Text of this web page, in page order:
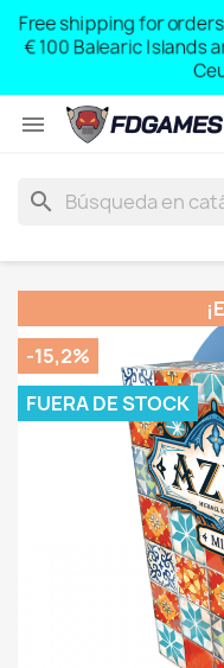
Free shipping for
€ 100 Balearic Islands

search
-15,2%
FUERA DE STOCK